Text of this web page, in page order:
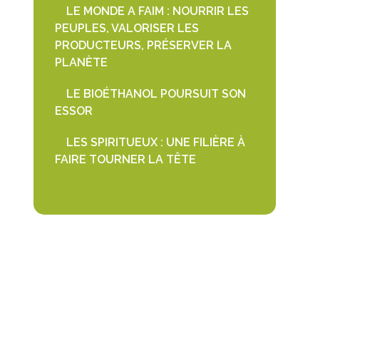
LE MONDE A FAIM : NOURRIR LES
PEUPLES, VALORISER LES
PRODUCTEURS, PRÉSERVER LA
PLANÈTE
LE BIOÉTHANOL POURSUIT SON
ESSOR
LES SPIRITUEUX : UNE FILIÈRE À
FAIRE TOURNER LA TÊTE